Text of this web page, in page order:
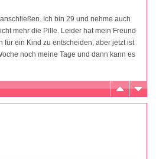
Ich bin 29 und nehme auch
mehr die Pille. Leider hat mein Freund
für ein Kind zu entscheiden, aber jetzt ist
noch meine Tage und dann kann es